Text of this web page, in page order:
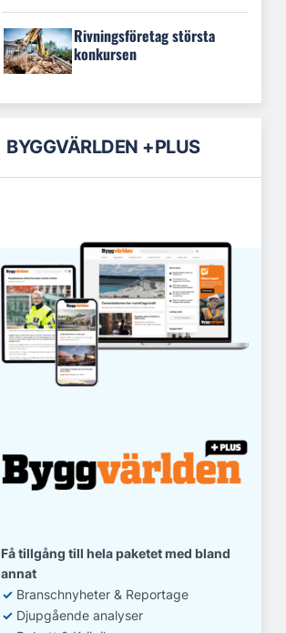
Rivningsföretag största
konkursen
BYGGVÄRLDEN +PLUS
Få tillgång till hela paketet med bland
annat
✓ Branschnyheter & Reportage
✓ Djupgående analyser